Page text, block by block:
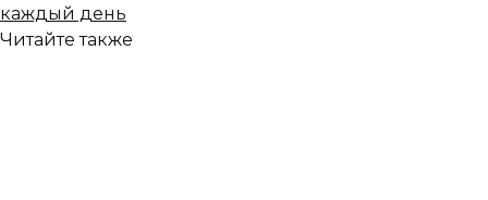
каждый день
Читайте также